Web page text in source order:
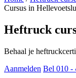
Cursus in
Heftruck
Behaal je
Aanmelden Bel 010 -